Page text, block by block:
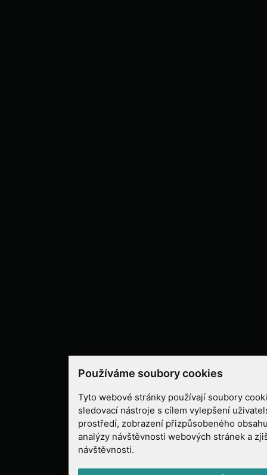
Používáme soubory cookies
Tyto webové stránky používají soubory
sledovací nástroje s cílem vylepšení
prostředí, zobrazení přizpůsobeného
analýzy návštěvnosti webových stránek a
návštěvnosti.